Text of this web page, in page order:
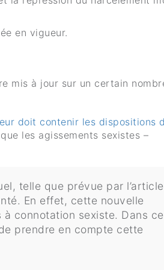
en vigueur.
mis à jour sur un certain
doit contenir les dispositions
les agissements sexistes –
telle que prévue par l’article
En effet, cette nouvelle
connotation sexiste. Dans
prendre en compte cette